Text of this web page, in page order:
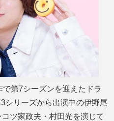
第7シーズンを迎えたドラ
シリーズから出演中の伊野尾
ツ家政夫・村田光を演じて